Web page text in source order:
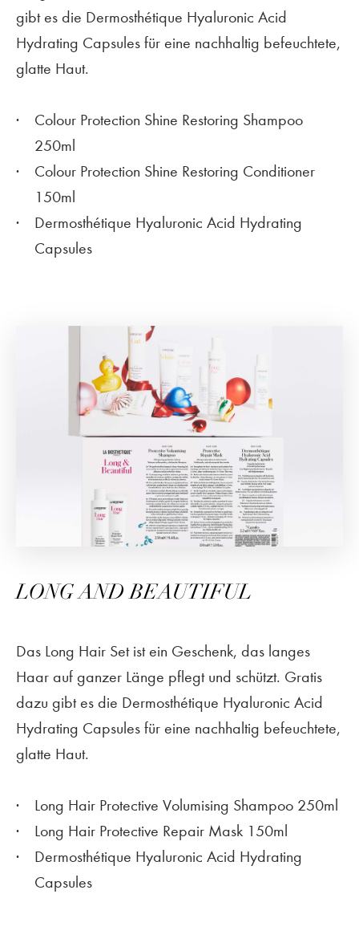
gibt es die Dermosthétique Hyaluronic Acid
Hydrating Capsules für eine nachhaltig befeuchtete,
glatte Haut.
Colour Protection Shine Restoring Shampoo
250ml
Colour Protection Shine Restoring Conditioner
150ml
Dermosthétique Hyaluronic Acid Hydrating
Capsules
LONG AND BEAUTIFUL
Das Long Hair Set ist ein Geschenk, das langes
Haar auf ganzer Länge pflegt und schützt. Gratis
dazu gibt es die Dermosthétique Hyaluronic Acid
Hydrating Capsules für eine nachhaltig befeuchtete,
glatte Haut.
Long Hair Protective Volumising Shampoo 250ml
Long Hair Protective Repair Mask 150ml
Dermosthétique Hyaluronic Acid Hydrating
Capsules